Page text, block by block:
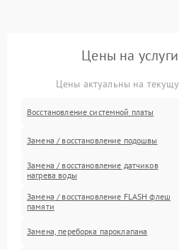
Цены на
Цены актуальны на
Восстановление системной платы
Замена / восстановление подошвы
Замена / восстановление датчиков
нагрева воды
Замена / восстановление FLASH флеш
памяти
Замена, переборка пароклапана